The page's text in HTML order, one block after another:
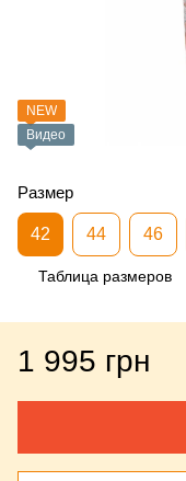
NEW
Видео
Размер
42 44 46
Таблица размеров
1 995 грн